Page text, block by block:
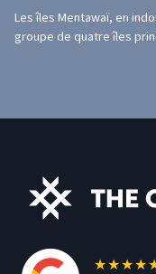
Les îles Mentawaï, en
groupe de quatre îles
★★★★